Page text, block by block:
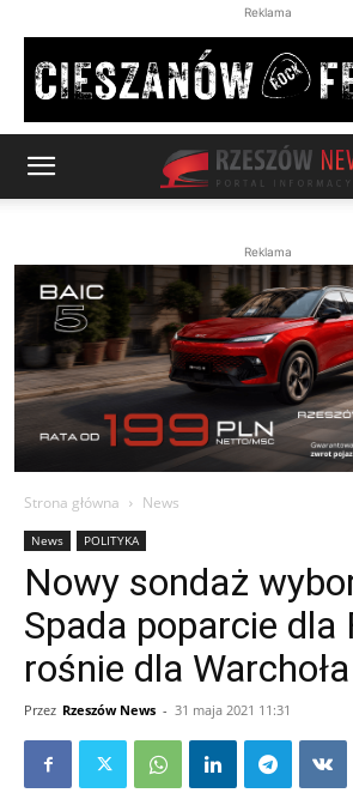
Reklama
Reklama
Strona główna News
News POLITYKA
Nowy sondaż
Spada poparcie dla
rośnie dla Warchoła
Przez Rzeszów News - 31 maja 2021 11:31